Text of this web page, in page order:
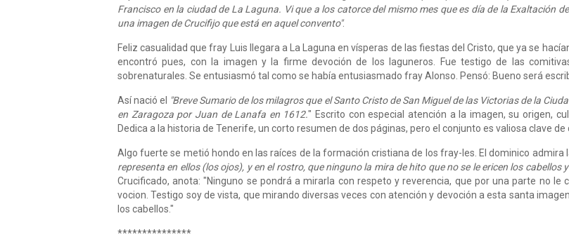
Francisco en la ciudad de La Laguna. Vi que a los catorce del mismo mes que es día de la Exaltación
una imagen de Crucifijo que está en aquel convento".
Feliz casualidad que fray Luis llegara a La Laguna en vísperas de las fiestas del Cristo, que ya se
encontró pues, con la imagen y la firme devoción de los laguneros. Fue testigo de las
sobrenaturales. Se en­tusiasmó tal como se había entusiasmado fray Alonso. Pensó: Bueno será
Así nació el
"Breve Sumario de los milagros que el Santo Cristo de San Miguel de las Victorias de la
en Zaragoza por Juan de Lanafa en 1612." Escrito con especial aten­ción a la imagen, su origen,
Dedica a la historia de Tenerife, un corto resumen de dos páginas, pero el conjunto es valiosa clave
Algo fuerte se metió hondo en las raíces de la formación cristiana de los fray-les. El dominico admira
representa en ellos (los ojos), y en el rostro, que ninguno la mira de hito que no se le ericen los cabellos
Crucificado, anota: "Ninguno se pondrá a mirarla con respeto y reverencia, que por una parte no
vocion. Testigo soy de vista, que mirando diversas veces con atención y devoción a esta santa
los ca­bellos."
***************